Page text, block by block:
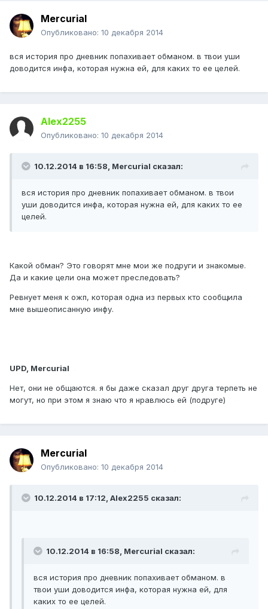
Mercurial
Опубликовано: 10 декабря 2014
вся история про дневник попахивает обманом. в твои уши
доводится инфа, которая нужна ей, для каких то ее целей.
Alex2255
Опубликовано: 10 декабря 2014
10.12.2014 в 16:58, Mercurial сказал:
вся история про дневник попахивает обманом. в твои
уши доводится инфа, которая нужна ей, для каких то ее
целей.
Какой обман? Это говорят мне мои же подруги и знакомые.
Да и какие цели она может преследовать?
Ревнует меня к ожп, которая одна из первых кто сообщила
мне вышеописанную инфу.
UPD, Mercurial
Нет, они не общаются. я бы даже сказал друг друга терпеть не
могут, но при этом я знаю что я нравлюсь ей (подруге)
Mercurial
Опубликовано: 10 декабря 2014
10.12.2014 в 17:12, Alex2255 сказал:
10.12.2014 в 16:58, Mercurial сказал:
вся история про дневник попахивает обманом. в
твои уши доводится инфа, которая нужна ей, для
каких то ее целей.